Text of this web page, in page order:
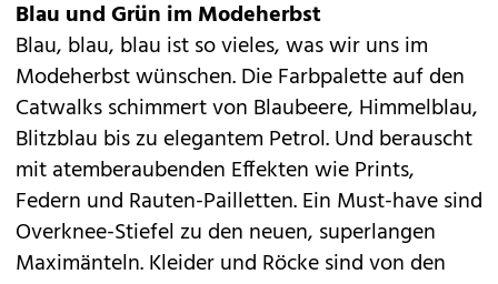
Blau und Grün im Modeherbst
Blau, blau, blau ist so vieles, was wir uns im
Modeherbst wünschen. Die Farbpalette auf den
Catwalks schimmert von Blaubeere, Himmelblau,
Blitzblau bis zu elegantem Petrol. Und berauscht
mit atemberaubenden Effekten wie Prints,
Federn und Rauten-Pailletten. Ein Must-have sind
Overknee-Stiefel zu den neuen, superlangen
Maximänteln. Kleider und Röcke sind von den